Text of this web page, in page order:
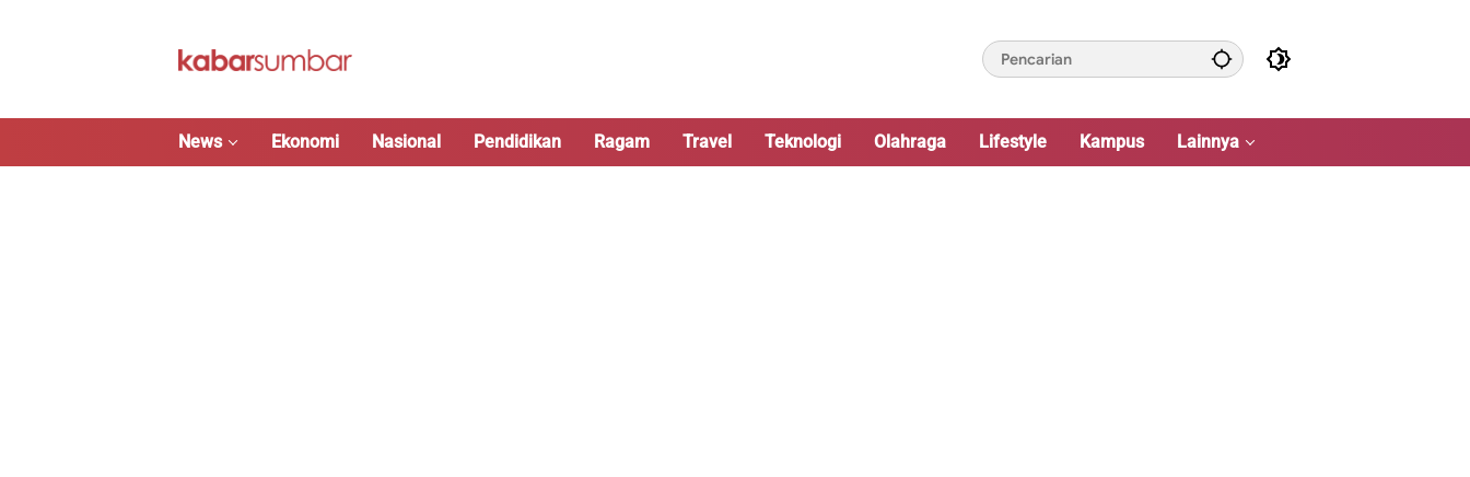
News Ekonomi Nasional Pendidikan Ragam Travel Teknologi Olahraga Lifestyle Kampus Lainnya